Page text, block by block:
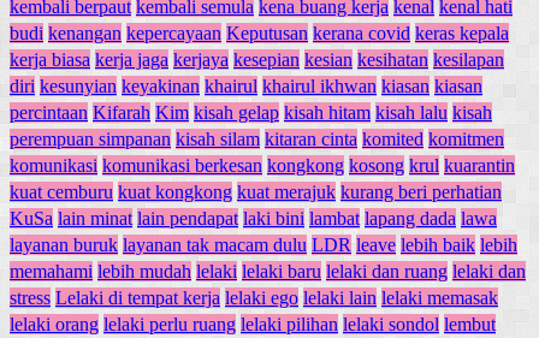
kembali berpaut kembali semula kena buang kerja kenal kenal hati
budi kenangan kepercayaan Keputusan kerana covid keras kepala
kerja biasa kerja jaga kerjaya kesepian kesian kesihatan kesilapan
diri kesunyian keyakinan khairul khairul ikhwan kiasan kiasan
percintaan Kifarah Kim kisah gelap kisah hitam kisah lalu kisah
perempuan simpanan kisah silam kitaran cinta komited komitmen
komunikasi komunikasi berkesan kongkong kosong krul kuarantin
kuat cemburu kuat kongkong kuat merajuk kurang beri perhatian
KuSa lain minat lain pendapat laki bini lambat lapang dada lawa
layanan buruk layanan tak macam dulu LDR leave lebih baik lebih
memahami lebih mudah lelaki lelaki baru lelaki dan ruang lelaki dan
stress Lelaki di tempat kerja lelaki ego lelaki lain lelaki memasak
lelaki orang lelaki perlu ruang lelaki pilihan lelaki sondol lembut